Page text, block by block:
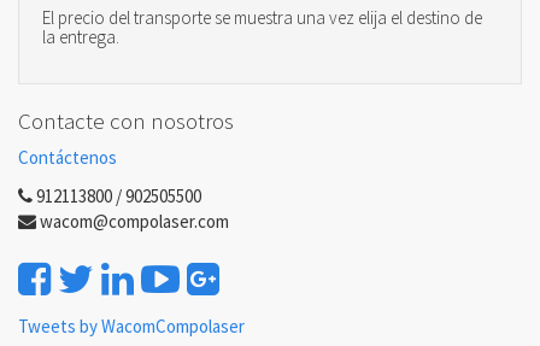
El precio del transporte se muestra una vez elija el destino de
la entrega.
Contacte con nosotros
Contáctenos
912113800 / 902505500
wacom@compolaser.com
Tweets by WacomCompolaser